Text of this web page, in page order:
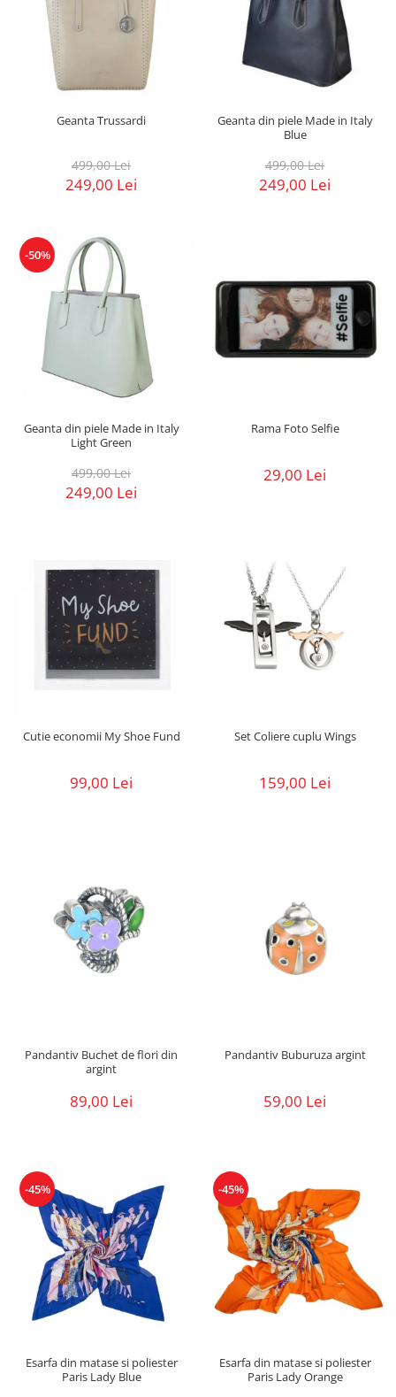
Geanta Trussardi
499,00 Lei
249,00 Lei
Geanta din piele Made in Italy
Blue
499,00 Lei
249,00 Lei
-50%
Geanta din piele Made in Italy
Light Green
499,00 Lei
249,00 Lei
Rama Foto Selfie
29,00 Lei
Cutie economii My Shoe Fund
99,00 Lei
Set Coliere cuplu Wings
159,00 Lei
Pandantiv Buchet de flori din
argint
89,00 Lei
Pandantiv Buburuza argint
59,00 Lei
-45%
Esarfa din matase si poliester
Paris Lady Blue
-45%
Esarfa din matase si poliester
Paris Lady Orange